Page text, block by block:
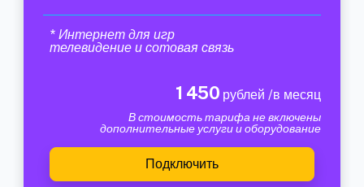
* Интернет для игр
телевидение и сотовая связь
1 450 рублей /в месяц
В стоимость тарифа не включены
дополнительные услуги и оборудование
Подключить